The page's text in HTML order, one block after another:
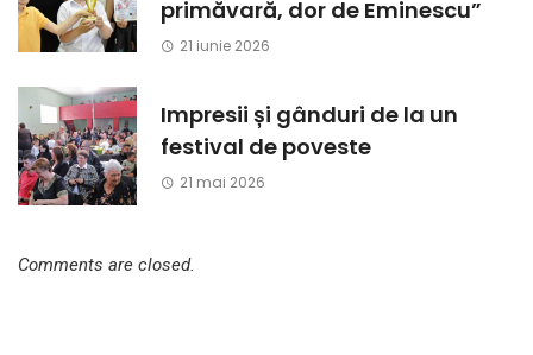
primăvară, dor de Eminescu”
21 iunie 2026
Impresii și gânduri de la un
festival de poveste
21 mai 2026
Comments are closed.